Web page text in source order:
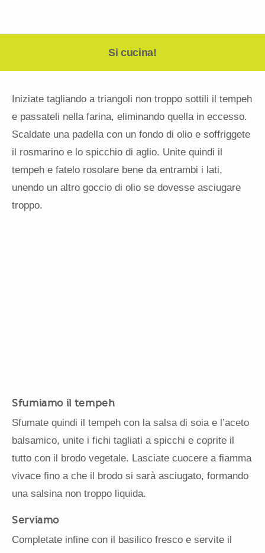
Si cucina!
Iniziate tagliando a triangoli non troppo sottili il tempeh
e passateli nella farina, eliminando quella in eccesso.
Scaldate una padella con un fondo di olio e soffriggete
il rosmarino e lo spicchio di aglio. Unite quindi il
tempeh e fatelo rosolare bene da entrambi i lati,
unendo un altro goccio di olio se dovesse asciugare
troppo.
Sfumiamo il tempeh
Sfumate quindi il tempeh con la salsa di soia e l’aceto
balsamico, unite i fichi tagliati a spicchi e coprite il
tutto con il brodo vegetale. Lasciate cuocere a fiamma
vivace fino a che il brodo si sarà asciugato, formando
una salsina non troppo liquida.
Serviamo
Completate infine con il basilico fresco e servite il